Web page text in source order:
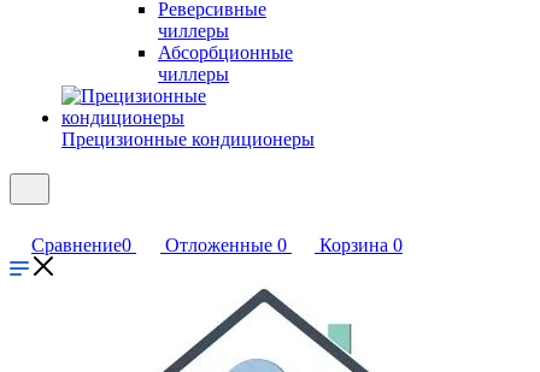
Реверсивные
чиллеры
Абсорбционные
чиллеры
Прецизионные кондиционеры
Сравнение0 Отложенные 0 Корзина 0